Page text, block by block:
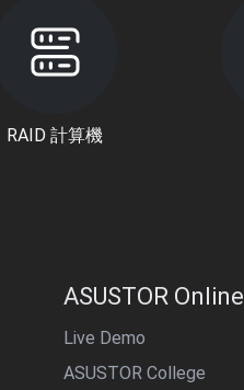
RAID 計算機
ASUSTOR Online
Live Demo
ASUSTOR College